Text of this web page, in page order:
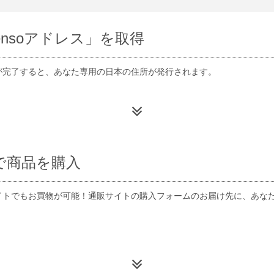
アドレス」を取得
了すると、あなた専用の日本の住所が発行されます。
商品を購入
でもお買物が可能！通販サイトの購入フォームのお届け先に、あな